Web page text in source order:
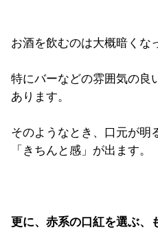
お酒を飲むのは大概暗くな
特にバーなどの雰囲気の良
あります。
そのようなとき、口元が明
「きちんと感」が出ます。
更に、赤系の口紅を選ぶ、